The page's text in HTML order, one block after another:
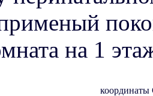
на 1
координаты